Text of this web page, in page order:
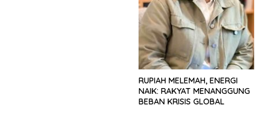
RUPIAH MELEMAH, ENERGI
NAIK: RAKYAT MENANGGUNG
BEBAN KRISIS GLOBAL